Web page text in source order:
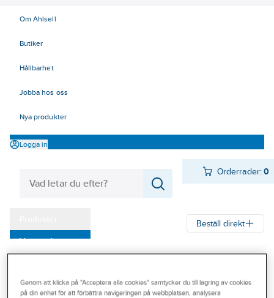
Om Ahlsell
Butiker
Hållbarhet
Jobba hos oss
Nya produkter
Logga in
Orderrader:0
Varumärken
Outlet
Beställ direkt
Genom att klicka på "Acceptera alla cookies" samtycker du till lagring av cookies
på din enhet för att förbättra navigeringen på webbplatsen, analysera